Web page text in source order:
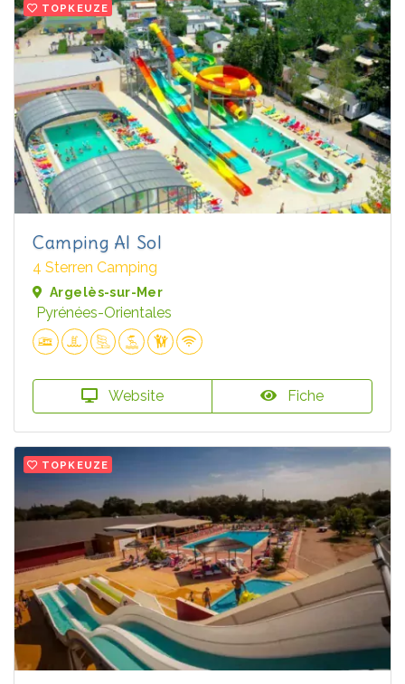
TOPKEUZE
Camping Al Sol
4 Sterren Camping
Argelès-sur-Mer
Pyrénées-Orientales
Website Fiche
TOPKEUZE